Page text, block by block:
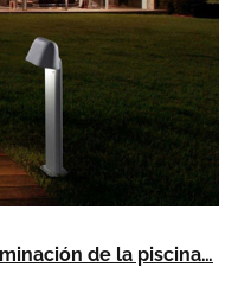
de la piscina…